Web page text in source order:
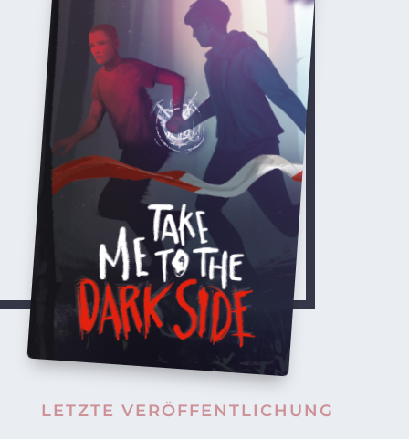
LETZTE VERÖFFENTLICHUNG